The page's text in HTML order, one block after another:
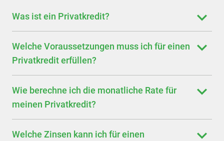
Was ist ein Privatkredit?
Welche Voraussetzungen muss ich für einen
Privatkredit erfüllen?
Wie berechne ich die monatliche Rate für
meinen Privatkredit?
Welche Zinsen kann ich für einen